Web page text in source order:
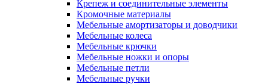
Крепеж и соединительные элементы
Кромочные материалы
Мебельные амортизаторы и доводчики
Мебельные колеса
Мебельные крючки
Мебельные ножки и опоры
Мебельные петли
Мебельные ручки